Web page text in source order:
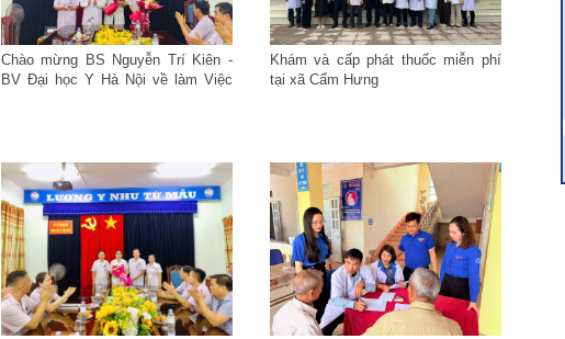
Chào mừng BS Nguyễn Trí Kiên -
BV Đại học Y Hà Nội về làm Việc
Khám và cấp phát thuốc miễn phí
tại xã Cẩm Hưng